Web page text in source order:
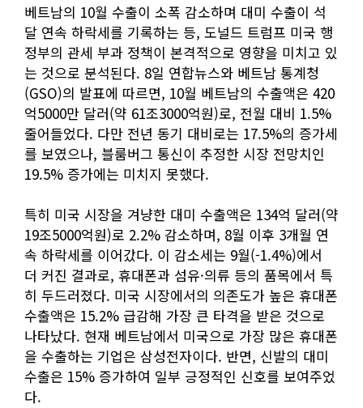
베트남의 10월 수출이 소폭 감소하며 대미 수출이 석
달 연속 하락세를 기록하는 등, 도널드 트럼프 미국 행
정부의 관세 부과 정책이 본격적으로 영향을 미치고 있
는 것으로 분석된다. 8일 연합뉴스와 베트남 통계청
(GSO)의 발표에 따르면, 10월 베트남의 수출액은 420
억5000만 달러(약 61조3000억원)로, 전월 대비 1.5%
줄어들었다. 다만 전년 동기 대비로는 17.5%의 증가세
를 보였으나, 블룸버그 통신이 추정한 시장 전망치인
19.5% 증가에는 미치지 못했다.
특히 미국 시장을 겨냥한 대미 수출액은 134억 달러(약
19조5000억원)로 2.2% 감소하며, 8월 이후 3개월 연
속 하락세를 이어갔다. 이 감소세는 9월(-1.4%)에서
더 커진 결과로, 휴대폰과 섬유·의류 등의 품목에서 특
히 두드러졌다. 미국 시장에서의 의존도가 높은 휴대폰
수출액은 15.2% 급감해 가장 큰 타격을 받은 것으로
나타났다. 현재 베트남에서 미국으로 가장 많은 휴대폰
을 수출하는 기업은 삼성전자이다. 반면, 신발의 대미
수출은 15% 증가하여 일부 긍정적인 신호를 보여주었
다.